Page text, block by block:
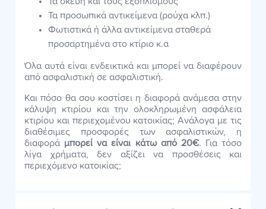
Τα προσωπικά αντικείμενα (ρούχα κλπ.)
Φωτιστικά ή άλλα αντικείμενα σταθερά
προσαρτημένα στο κτίριο κ.α
Όλα αυτά είναι ενδεικτικά και μπορεί να διαφέρουν
από ασφαλιστική σε ασφαλιστική.
Και πόσο θα σου κοστίσει η διαφορά ανάμεσα στην
κάλυψη κτιρίου και την ολοκληρωμένη ασφάλεια
κτιρίου και περιεχομένου κατοικίας; Ανάλογα με τις
διαθέσιμες προσφορές των ασφαλιστικών, η
διαφορά μπορεί να είναι κάτω από 20€. Για τόσο
λίγα χρήματα, δεν αξίζει να προσθέσεις και
περιεχόμενο κατοικίας;